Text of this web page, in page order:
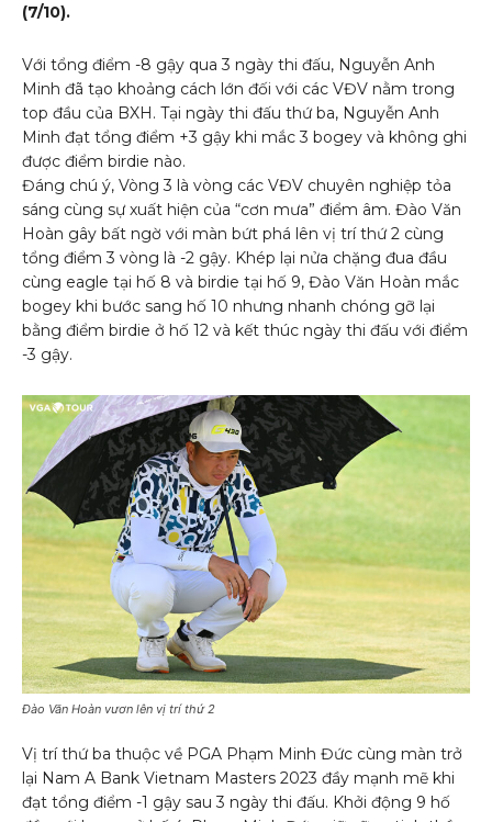
(7/10).
Với tổng điểm -8 gậy qua 3 ngày thi đấu, Nguyễn Anh
Minh đã tạo khoảng cách lớn đối với các VĐV nằm trong
top đầu của BXH. Tại ngày thi đấu thứ ba, Nguyễn Anh
Minh đạt tổng điểm +3 gậy khi mắc 3 bogey và không ghi
được điểm birdie nào.
Đáng chú ý, Vòng 3 là vòng các VĐV chuyên nghiệp tỏa
sáng cùng sự xuất hiện của “cơn mưa” điểm âm. Đào Văn
Hoàn gây bất ngờ với màn bứt phá lên vị trí thứ 2 cùng
tổng điểm 3 vòng là -2 gậy. Khép lại nửa chặng đua đầu
cùng eagle tại hố 8 và birdie tại hố 9, Đào Văn Hoàn mắc
bogey khi bước sang hố 10 nhưng nhanh chóng gỡ lại
bằng điểm birdie ở hố 12 và kết thúc ngày thi đấu với điểm
-3 gậy.
Đào Văn Hoàn vươn lên vị trí thứ 2
Vị trí thứ ba thuộc về PGA Phạm Minh Đức cùng màn trở
lại Nam A Bank Vietnam Masters 2023 đầy mạnh mẽ khi
đạt tổng điểm -1 gậy sau 3 ngày thi đấu. Khởi động 9 hố